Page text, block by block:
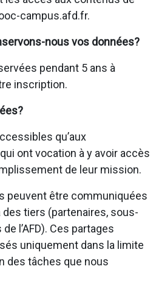
campus.afd.fr.
nous vos données?
pendant 5 ans à
inscription.
qu’aux
ont vocation à y avoir accès
de leur mission.
peuvent être communiquées
tiers (partenaires, sous-
l’AFD). Ces partages
uniquement dans la limite
des tâches que nous